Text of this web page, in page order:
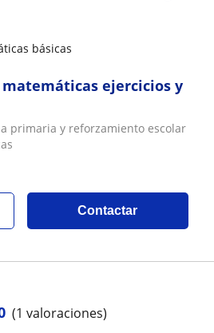
básicas
ejercicios y
primaria y reforzamiento escolar
Contactar
(1 valoraciones)